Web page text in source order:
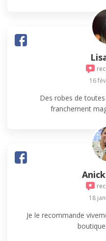
16
Des robes de
franchement
18
Je le recommande
boutique